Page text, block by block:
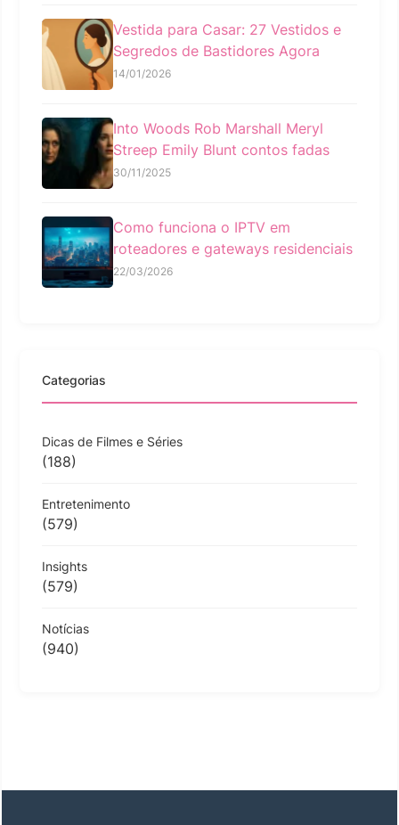
Vestida para Casar: 27 Vestidos e
Segredos de Bastidores Agora
14/01/2026
Into Woods Rob Marshall Meryl
Streep Emily Blunt contos fadas
30/11/2025
Como funciona o IPTV em
roteadores e gateways residenciais
22/03/2026
Categorias
Dicas de Filmes e Séries
(188)
Entretenimento
(579)
Insights
(579)
Notícias
(940)